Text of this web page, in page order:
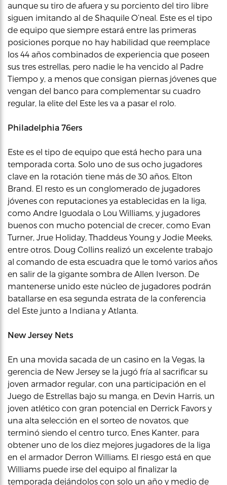
aunque su tiro de afuera y su porciento del tiro libre
siguen imitando al de Shaquile O’neal. Este es el tipo
de equipo que siempre estará entre las primeras
posiciones porque no hay habilidad que reemplace
los 44 años combinados de experiencia que poseen
sus tres estrellas, pero nadie le ha vencido al Padre
Tiempo y, a menos que consigan piernas jóvenes que
vengan del banco para complementar su cuadro
regular, la elite del Este les va a pasar el rolo.
Philadelphia 76ers
Este es el tipo de equipo que está hecho para una
temporada corta. Solo uno de sus ocho jugadores
clave en la rotación tiene más de 30 años, Elton
Brand. El resto es un conglomerado de jugadores
jóvenes con reputaciones ya establecidas en la liga,
como Andre Iguodala o Lou Williams, y jugadores
buenos con mucho potencial de crecer, como Evan
Turner, Jrue Holiday, Thaddeus Young y Jodie Meeks,
entre otros. Doug Collins realizó un excelente trabajo
al comando de esta escuadra que le tomó varios años
en salir de la gigante sombra de Allen Iverson. De
mantenerse unido este núcleo de jugadores podrán
batallarse en esa segunda estrata de la conferencia
del Este junto a Indiana y Atlanta.
New Jersey Nets
En una movida sacada de un casino en la Vegas, la
gerencia de New Jersey se la jugó fría al sacrificar su
joven armador regular, con una participación en el
Juego de Estrellas bajo su manga, en Devin Harris, un
joven atlético con gran potencial en Derrick Favors y
una alta selección en el sorteo de novatos, que
terminó siendo el centro turco, Enes Kanter, para
obtener uno de los diez mejores jugadores de la liga
en el armador Derron Williams. El riesgo está en que
Williams puede irse del equipo al finalizar la
temporada dejándolos con solo un año y medio de